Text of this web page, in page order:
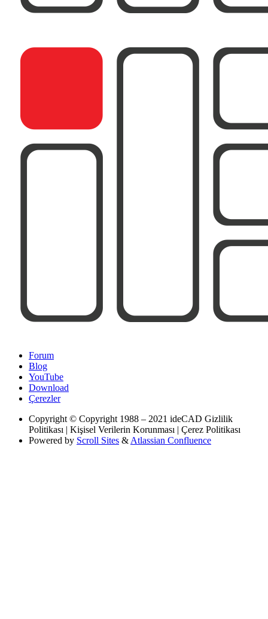
Forum
Blog
YouTube
Download
Çerezler
Copyright © Copyright 1988 – 2021 ideCAD Gizlilik
Politikası | Kişisel Verilerin Korunması | Çerez Politikası
Powered by Scroll Sites & Atlassian Confluence